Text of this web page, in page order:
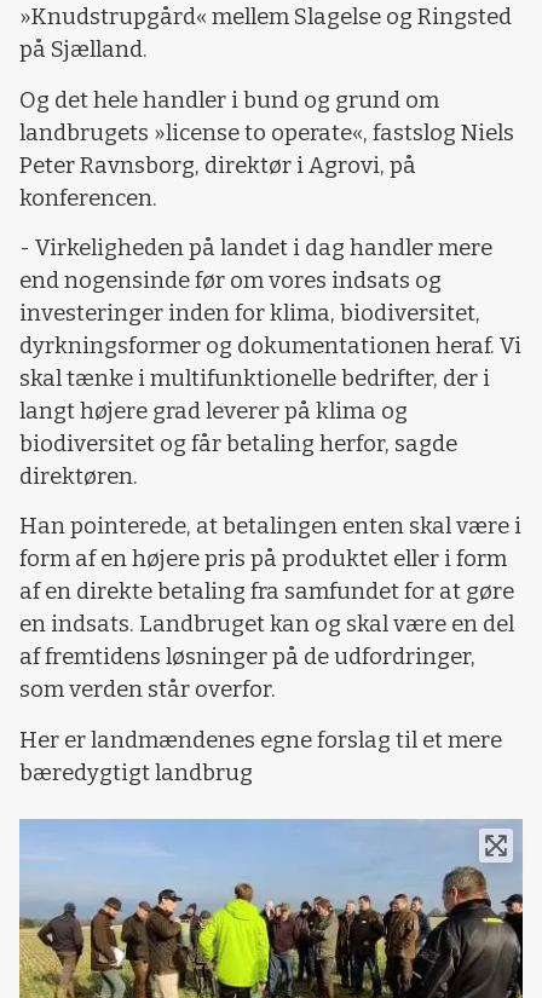
»Knudstrupgård« mellem Slagelse og Ringsted
på Sjælland.
Og det hele handler i bund og grund om
landbrugets »license to operate«, fastslog Niels
Peter Ravnsborg, direktør i Agrovi, på
konferencen.
- Virkeligheden på landet i dag handler mere
end nogensinde før om vores indsats og
investeringer inden for klima, biodiversitet,
dyrkningsformer og dokumentationen heraf. Vi
skal tænke i multifunktionelle bedrifter, der i
langt højere grad leverer på klima og
biodiversitet og får betaling herfor, sagde
direktøren.
Han pointerede, at betalingen enten skal være i
form af en højere pris på produktet eller i form
af en direkte betaling fra samfundet for at gøre
en indsats. Landbruget kan og skal være en del
af fremtidens løsninger på de udfordringer,
som verden står overfor.
Her er landmændenes egne forslag til et mere
bæredygtigt landbrug